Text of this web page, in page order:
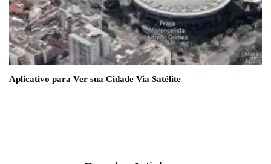
Aplicativo para Ver sua Cidade Via Satélite